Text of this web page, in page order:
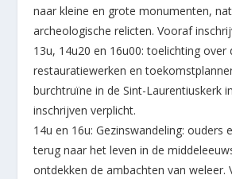
naar kleine en grote monumenten,
archeologische relicten. Vooraf
13u, 14u20 en 16u00: toelichting over
restauratiewerken en
burchtruïne in de Sint-Laurentiuskerk
inschrijven verplicht.
14u en 16u: Gezinswandeling: ouders
terug naar het leven in de
ontdekken de ambachten van weleer.